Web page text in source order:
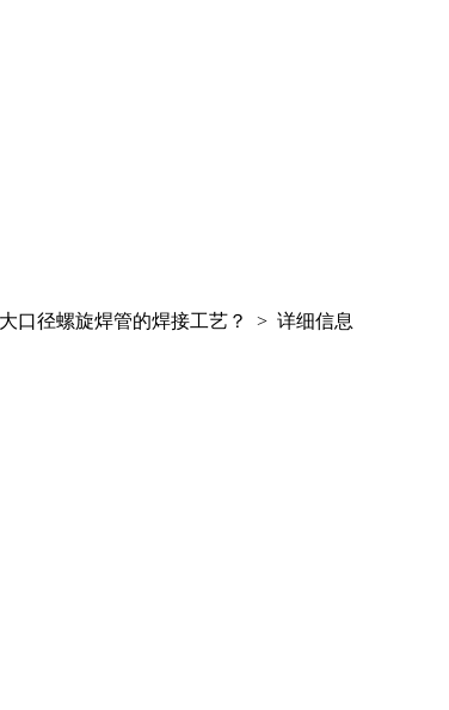
口径螺旋焊管的焊接工艺？ > 详细信息